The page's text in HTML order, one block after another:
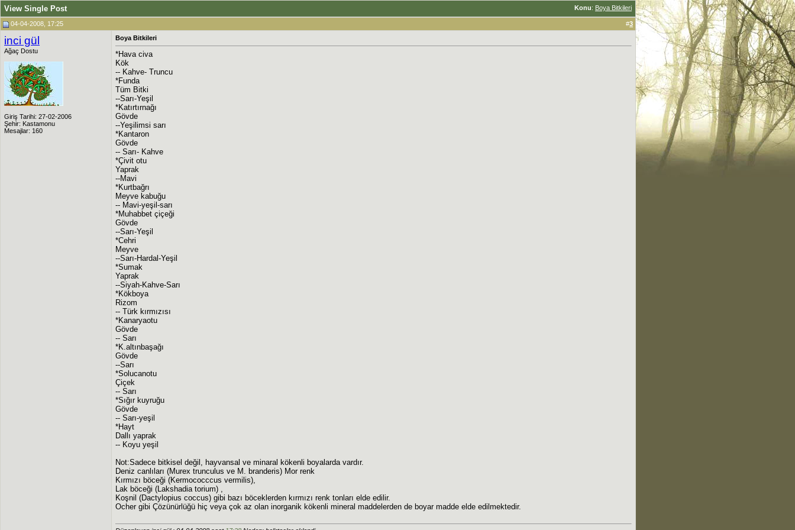
Konu: Boya Bitkileri
View Single Post
04-04-2008, 17:25 #3
inci gül
Ağaç Dostu
Giriş Tarihi: 27-02-2006
Şehir: Kastamonu
Mesajlar: 160
Boya Bitkileri
*Hava civa
Kök
-- Kahve- Truncu
*Funda
Tüm Bitki
--Sarı-Yeşil
*Katırtırnağı
Gövde
--Yeşilimsi sarı
*Kantaron
Gövde
-- Sarı- Kahve
*Çivit otu
Yaprak
--Mavi
*Kurtbağrı
Meyve kabuğu
-- Mavi-yeşil-sarı
*Muhabbet çiçeği
Gövde
--Sarı-Yeşil
*Cehri
Meyve
--Sarı-Hardal-Yeşil
*Sumak
Yaprak
--Siyah-Kahve-Sarı
*Kökboya
Rizom
-- Türk kırmızısı
*Kanaryaotu
Gövde
-- Sarı
*K.altınbaşağı
Gövde
--Sarı
*Solucanotu
Çiçek
-- Sarı
*Sığır kuyruğu
Gövde
-- Sarı-yeşil
*Hayt
Dallı yaprak
-- Koyu yeşil
Not:Sadece bitkisel değil, hayvansal ve minaral kökenli boyalarda vardır.
Deniz canlıları (Murex trunculus ve M. branderis) Mor renk
Kırmızı böceği (Kermococccus vermilis),
Lak böceği (Lakshadia torium) ,
Koşnil (Dactylopius coccus) gibi bazı böceklerden kırmızı renk tonları elde edilir.
Ocher gibi Çözünürlüğü hiç veya çok az olan inorganik kökenli mineral maddelerden de boyar madde elde edilmektedir.